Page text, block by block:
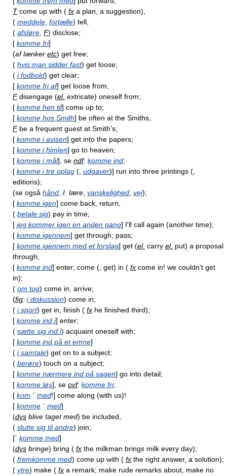
Tcome up with ( fx a plan, a suggestion),
( meddele fortælle) tell,
( afsløre F) disclose;
[ komme fri]
(af lænker etc) get free;
( hvis man sidder fast) get loose;
( i fodbold) get clear;
[ komme fri af] get loose from,
Fdisengage (el. extricate) oneself from;
[ komme hen til] come up to;
[ komme hos Smith] be often at the Smiths,
Fbe a frequent guest at Smith's;
[ komme i avisen] get into the papers;
[ komme i himlen] go to heaven;
[ komme i mål], se ndf: komme ind;
[ komme i tre oplag (, udgaver)] run into three printings (,
editions);
(se også hånd I. lære vanskelighed vej);
[ komme igen] come back, return,
( betale sig) pay in time;
[ jeg kommer igen en anden gang] I'll call again (another time);
[ komme igennem] get through; pass;
[ komme igennem med et forslag] get (el. carry el. put) a proposal
through;
[ komme ind] enter; come (, get) in ( fx come in! we couldn't get
in);
( om tog) come in, arrive;
(fig: i diskussion) come in;
( i sport) get in, finish ( fx he finished third);
[ komme ind i] enter;
( sætte sig ind i) acquaint oneself with;
[ komme ind på et emne]
( i samtale) get on to a subject;
( berøre) touch on a subject;
[ komme nærmere ind på sagen] go into detail;
[ komme løs], se ovf: komme fri;
[ kom ` med!] come along (with us)!
[ komme ` med]
(dvs blive taget med) be included,
( slutte sig til andre) join;
[` komme med]
(dvs bringe) bring ( fx the milkman brings milk every day);
( fremkomme med) come up with ( fx the right answer, a solution);
( ytre) make ( fx a remark; make rude remarks about, make no